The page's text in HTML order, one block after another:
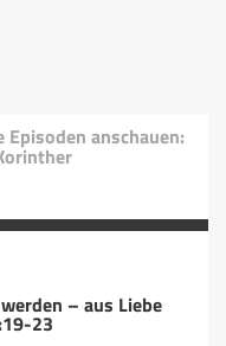
Episoden anschauen:
– aus Liebe
23